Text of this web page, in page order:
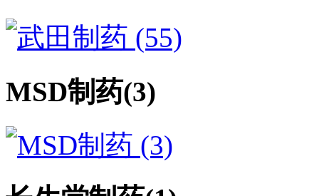
MSD制药(3)